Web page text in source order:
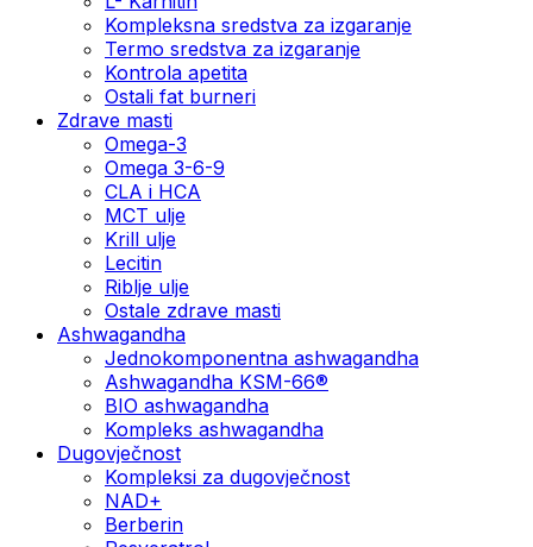
Kompleksna sredstva za izgaranje
Termo sredstva za izgaranje
Kontrola apetita
Ostali fat burneri
Zdrave masti
Omega-3
Omega 3-6-9
CLA i HCA
MCT ulje
Krill ulje
Lecitin
Riblje ulje
Ostale zdrave masti
Ashwagandha
Jednokomponentna ashwagandha
Ashwagandha KSM-66®
BIO ashwagandha
Kompleks ashwagandha
Dugovječnost
Kompleksi za dugovječnost
NAD+
Berberin